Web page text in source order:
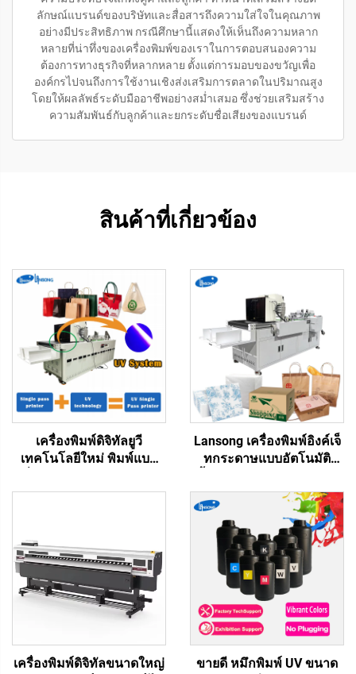
ลักษณ์แบรนด์ของบริษัทและสื่อสารถึงความใส่ใจในคุณภาพ
อย่างมีประสิทธิภาพ กรณีศึกษานี้แสดงให้เห็นถึงความหลาก
หลายที่น่าทึ่งของเครื่องพิมพ์ของเราในการตอบสนองความ
ต้องการทางธุรกิจที่หลากหลาย ตั้งแต่การมอบของขวัญเพื่อ
องค์กรไปจนถึงการใช้งานเชิงส่งเสริมการตลาดในปริมาณสูง
โดยให้ผลลัพธ์ระดับมืออาชีพอย่างสม่ำเสมอ ซึ่งช่วยเสริมสร้าง
ความสัมพันธ์กับลูกค้าและยกระดับชื่อเสียงของแบรนด์
สินค้าที่เกี่ยวข้อง
เครื่องพิมพ์ดิจิทัลยูวี
เทคโนโลยีใหม่ พิมพ์แบบ
ขวัญ กล่องพลาสติก
ผ่าน
Lansong เครื่องพิมพ์อิงค์เจ็
ทกระดาษแบบอัตโนมัติ
กระดาษลูกฟูก กระดาษ
คราฟท์ ทิชชู ผ้าเช็ดหน้า
ถ้วย แฟน
เครื่องพิมพ์ดิจิทัลขนาดใหญ่
ขายดี หมึกพิมพ์ UV ขนาด